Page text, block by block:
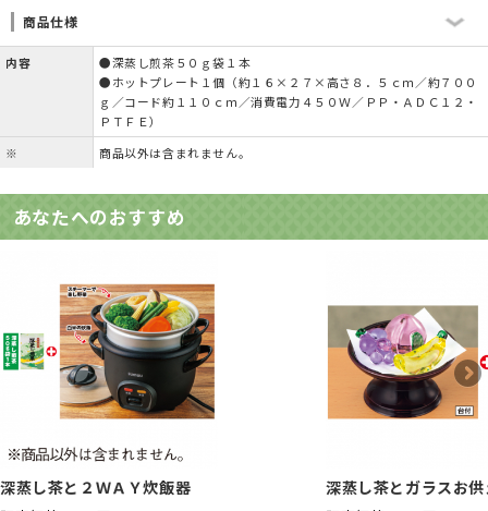
商品仕様
内容
●深蒸し煎茶５０ｇ袋１本
●ホットプレート１個（約１６×２７×高さ８．５ｃｍ／約７００
ｇ／コード約１１０ｃｍ／消費電力４５０Ｗ／ＰＰ・ＡＤＣ１２・
ＰＴＦＥ）
※
商品以外は含まれません。
あなたへのおすすめ
深蒸し茶と２ＷＡＹ炊飯器 深蒸し茶とガラスお